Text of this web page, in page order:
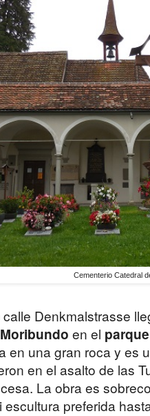
Cementerio Catedral
Denkmalstrasse
en el
en una gran roca y es
en el asalto de las
La obra es
preferida